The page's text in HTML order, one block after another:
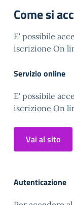
Come si
E' possibile
iscrizione On
Servizio online
E' possibile
iscrizione On
Vai al sito
Autenticazione